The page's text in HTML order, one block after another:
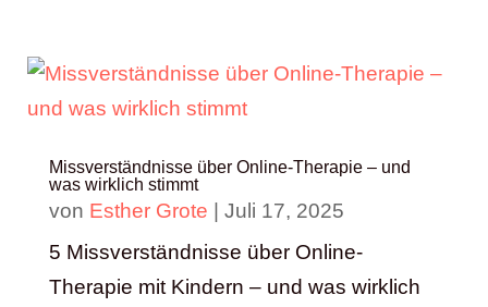
Missverständnisse über Online-Therapie – und
was wirklich stimmt
von Esther Grote | Juli 17, 2025
5 Missverständnisse über Online-
Therapie mit Kindern – und was wirklich